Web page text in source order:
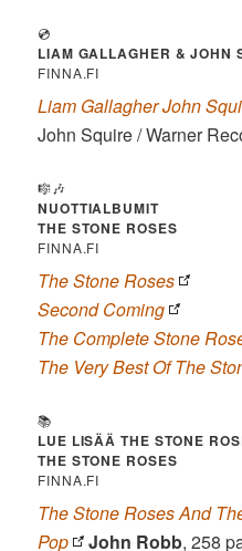
💿
LIAM GALLAGHER & JOHN
FINNA.FI
Liam Gallagher John
John Squire / Warner
🎼🎶
NUOTTIALBUMIT
THE STONE ROSES
FINNA.FI
The Stone Roses
Second Coming
The Complete Stone
The Very Best Of The
📚
LUE LISÄÄ THE STONE
THE STONE ROSES
FINNA.FI
The Stone Roses And
Pop
John Robb, 258